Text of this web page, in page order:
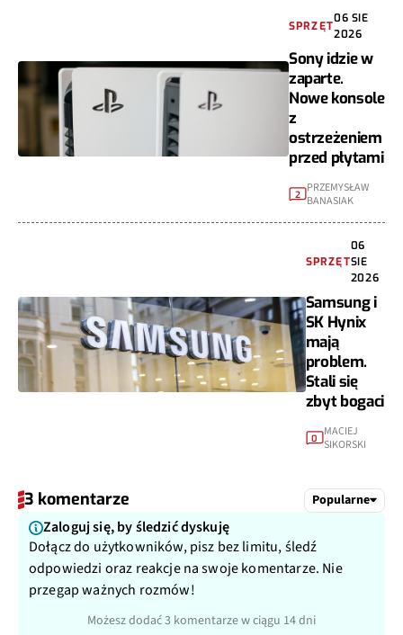
SPRZĘT
06 SIE
2026
Sony idzie w
zaparte.
Nowe konsole
z
ostrzeżeniem
przed płytami
2 PRZEMYSŁAW
BANASIAK
SPRZĘT
06
SIE
2026
Samsung i
SK Hynix
mają
problem.
Stali się
zbyt bogaci
0 MACIEJ
SIKORSKI
3 komentarze Popularne
Zaloguj się, by śledzić dyskuję
Dołącz do użytkowników, pisz bez limitu, śledź
odpowiedzi oraz reakcje na swoje komentarze. Nie
przegap ważnych rozmów!
Możesz dodać 3 komentarze w ciągu 14 dni